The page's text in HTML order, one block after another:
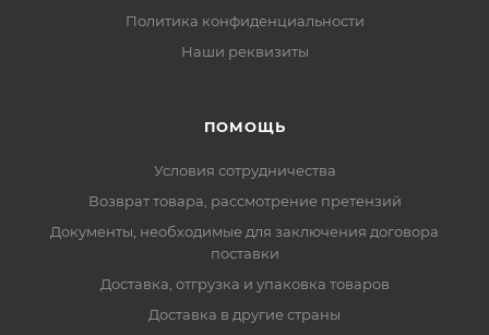
Политика конфиденциальности
Наши реквизиты
ПОМОЩЬ
Условия сотрудничества
Возврат товара, рассмотрение претензий
Документы, необходимые для заключения договора
поставки
Доставка, отгрузка и упаковка товаров
Доставка в другие страны